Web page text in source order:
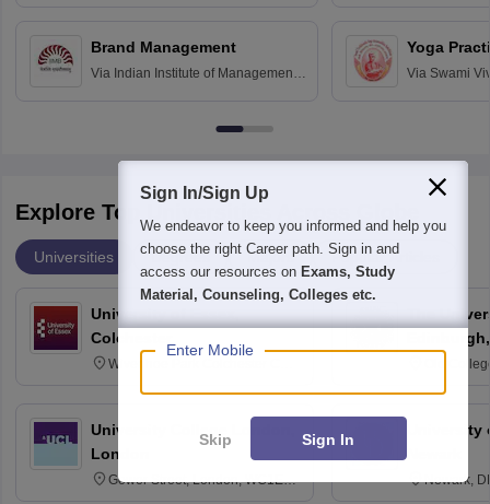
Brand Management
Via Indian Institute of Management
Yoga
Via Swami
Explore Top Universities Across Globe
Universities Degrees Majors Popular Articles
University of Essex,
Colchester
Wivenhoe Park Colchester CO4
University College London,
London
Gower Street, London, WC1E
The
Old
University
Newark
Newark,
Sign In/Sign Up
We endeavor to keep you informed and help you
choose the right Career path. Sign in and
access our resources on Exams, Study
Material, Counseling, Colleges etc.
Enter Mobile
Skip Sign In